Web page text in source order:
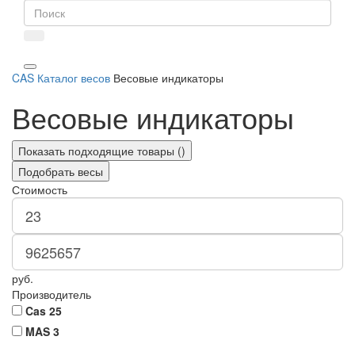
CAS Каталог весов Весовые индикаторы
Весовые индикаторы
Показать подходящие товары ()
Подобрать весы
Стоимость
руб.
Производитель
Cas 25
MAS 3